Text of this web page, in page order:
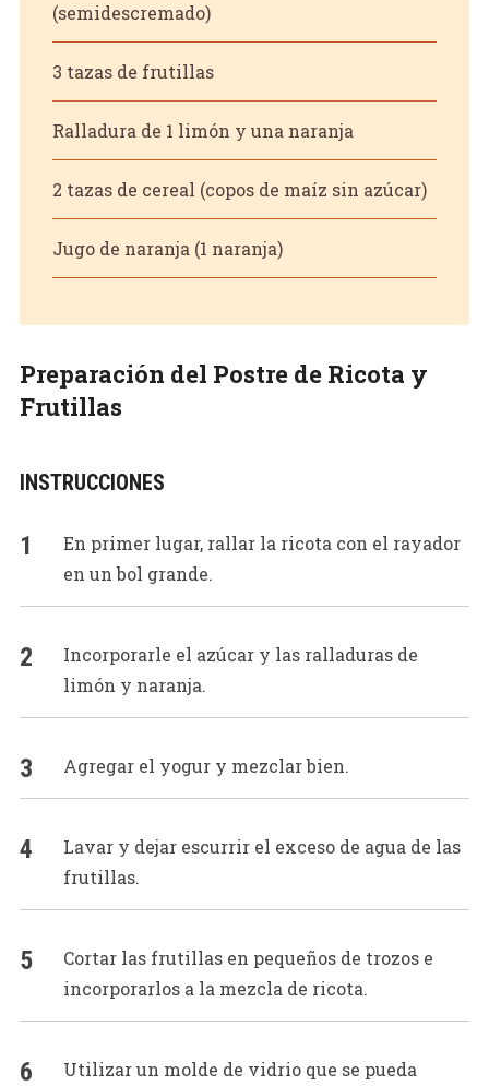
(semidescremado)
3 tazas de frutillas
Ralladura de 1 limón y una naranja
2 tazas de cereal (copos de maíz sin azúcar)
Jugo de naranja (1 naranja)
Preparación del Postre de Ricota y
Frutillas
INSTRUCCIONES
En primer lugar, rallar la ricota con el rayador
en un bol grande.
Incorporarle el azúcar y las ralladuras de
limón y naranja.
Agregar el yogur y mezclar bien.
Lavar y dejar escurrir el exceso de agua de las
frutillas.
Cortar las frutillas en pequeños de trozos e
incorporarlos a la mezcla de ricota.
Utilizar un molde de vidrio que se pueda